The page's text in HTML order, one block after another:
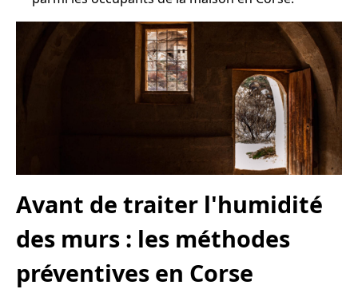
Avant de traiter l'humidité
des murs : les méthodes
préventives en Corse